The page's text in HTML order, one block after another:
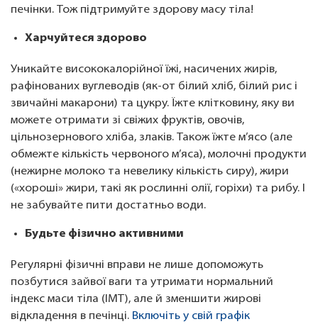
печінки. Тож підтримуйте здорову масу тіла!
Харчуйтеся здорово
Уникайте висококалорійної їжі, насичених жирів,
рафінованих вуглеводів (як-от білий хліб, білий рис і
звичайні макарони) та цукру. Їжте клітковину, яку ви
можете отримати зі свіжих фруктів, овочів,
цільнозернового хліба, злаків. Також їжте м’ясо (але
обмежте кількість червоного м’яса), молочні продукти
(нежирне молоко та невелику кількість сиру), жири
(«хороші» жири, такі як рослинні олії, горіхи) та рибу. І
не забувайте пити достатньо води.
Будьте фізично активними
Регулярні фізичні вправи не лише допоможуть
позбутися зайвої ваги та утримати нормальний
індекс маси тіла (ІМТ), але й зменшити жирові
відкладення в печінці. ​​ Включіть у свій графік